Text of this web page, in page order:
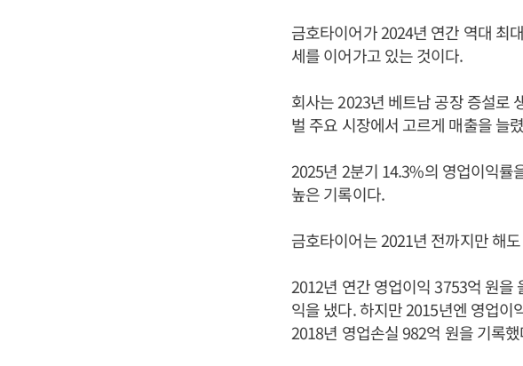
금호타이어가 2024년 연간 역대 최
세를 이어가고 있는 것이다.
회사는 2023년 베트남 공장 증설로
벌 주요 시장에서 고르게 매출을 늘
2025년 2분기 14.3%의 영업이익률
높은 기록이다.
금호타이어는 2021년 전까지만 해
2012년 연간 영업이익 3753억 원을
익을 냈다. 하지만 2015년엔 영업
2018년 영업손실 982억 원을 기록